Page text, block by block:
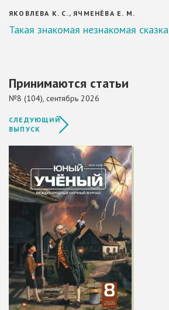
ЯКОВЛЕВА К. С., ЯЧМЕНЁВА Е. М.
Такая знакомая незнакомая сказка
Принимаются статьи
№8 (104), сентябрь 2026
СЛЕДУЮЩИЙ
ВЫПУСК